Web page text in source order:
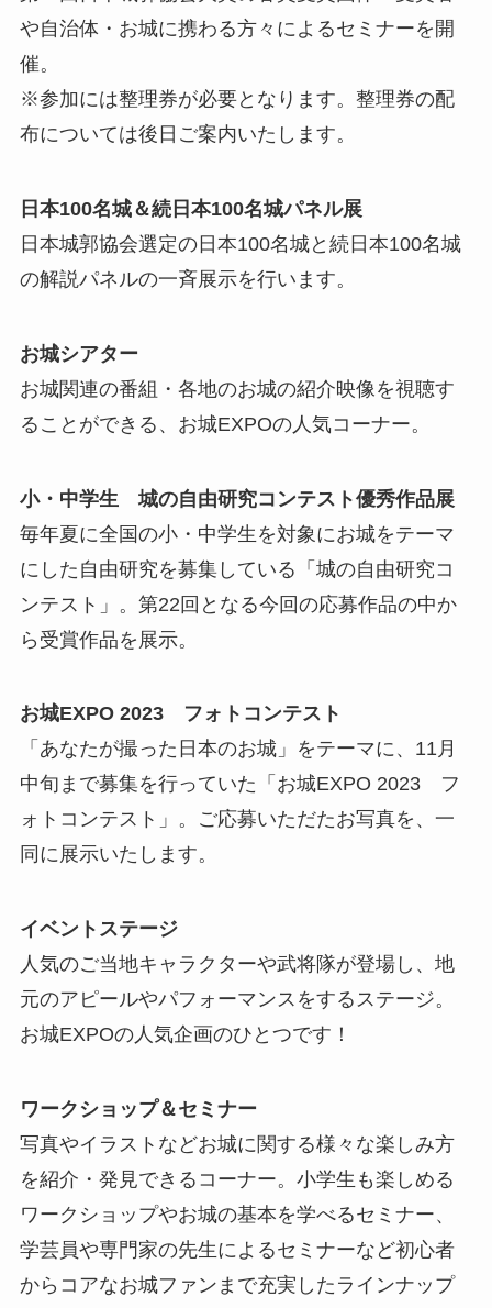
や自治体・お城に携わる方々によるセミナーを開
催。
※参加には整理券が必要となります。整理券の配
布については後日ご案内いたします。
日本100名城＆続日本100名城パネル展
日本城郭協会選定の日本100名城と続日本100名城
の解説パネルの一斉展示を行います。
お城シアター
お城関連の番組・各地のお城の紹介映像を視聴す
ることができる、お城EXPOの人気コーナー。
小・中学生 城の自由研究コンテスト優秀作品展
毎年夏に全国の小・中学生を対象にお城をテーマ
にした自由研究を募集している「城の自由研究コ
ンテスト」。第22回となる今回の応募作品の中か
ら受賞作品を展示。
お城EXPO 2023 フォトコンテスト
「あなたが撮った日本のお城」をテーマに、11月
中旬まで募集を行っていた「お城EXPO 2023 フ
ォトコンテスト」。ご応募いただたお写真を、一
同に展示いたします。
イベントステージ
人気のご当地キャラクターや武将隊が登場し、地
元のアピールやパフォーマンスをするステージ。
お城EXPOの人気企画のひとつです！
ワークショップ＆セミナー
写真やイラストなどお城に関する様々な楽しみ方
を紹介・発見できるコーナー。小学生も楽しめる
ワークショップやお城の基本を学べるセミナー、
学芸員や専門家の先生によるセミナーなど初心者
からコアなお城ファンまで充実したラインナップ